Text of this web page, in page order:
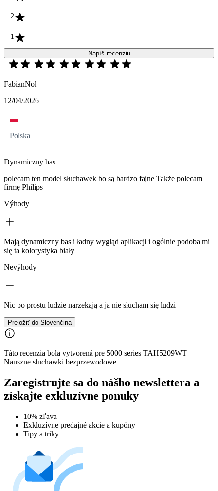
2
1
Napíš recenziu
FabianNol
12/04/2026
Polska
Dynamiczny bas
polecam ten model słuchawek bo są bardzo fajne Także polecam
firmę Philips
Výhody
Mają dynamiczny bas i ładny wygląd aplikacji i ogólnie podoba mi
się ta kolorystyka biały
Nevýhody
Nic po prostu ludzie narzekają a ja nie słucham się ludzi
Preložiť do Slovenčina
Táto recenzia bola vytvorená pre 5000 series TAH5209WT
Nauszne słuchawki bezprzewodowe
Zaregistrujte sa do nášho newslettera a
získajte exkluzívne ponuky
10% zľava
Exkluzívne predajné akcie a kupóny
Tipy a triky